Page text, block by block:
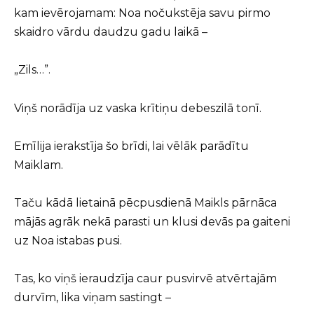
kam ievērojamam: Noa nočukstēja savu pirmo
skaidro vārdu daudzu gadu laikā –
„Zils…”.
Viņš norādīja uz vaska krītiņu debeszilā tonī.
Emīlija ierakstīja šo brīdi, lai vēlāk parādītu
Maiklam.
Taču kādā lietainā pēcpusdienā Maikls pārnāca
mājās agrāk nekā parasti un klusi devās pa gaiteni
uz Noa istabas pusi.
Tas, ko viņš ieraudzīja caur pusvirvē atvērtajām
durvīm, lika viņam sastingt –